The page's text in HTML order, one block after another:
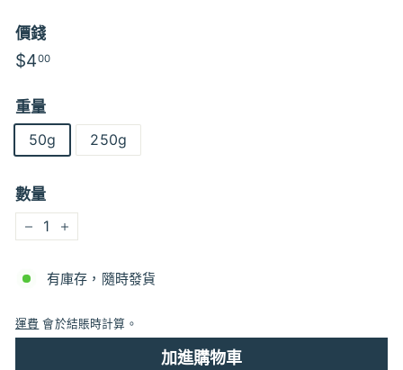
價錢
特
特
$400
重量
50g
250g
數量
− +
有庫存，隨時發貨
運費 會於結賬時計算。
加進購物車